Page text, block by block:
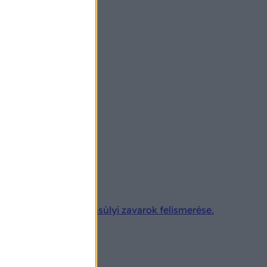
a súlyos hőegyensúlyi zavarok felismerése.